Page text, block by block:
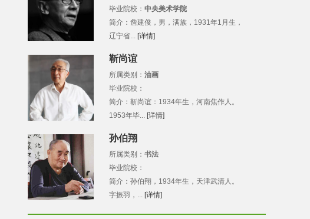
毕业院校： 中央美术学院
简介：詹建俊，男，满族，1931年1月生，
辽宁省... [详情]
靳尚谊
所属类别： 油画
毕业院校：
简介：靳尚谊：1934年生，河南焦作人。
1953年毕... [详情]
孙伯翔
所属类别： 书法
毕业院校：
简介：孙伯翔，1934年生，天津武清人。
字振羽，... [详情]